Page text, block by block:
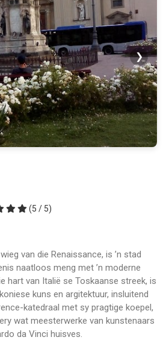
❯
(5 / 5)
van die Renaissance, is ’n stad
naatloos meng met ’n moderne
hart van Italië se Toskaanse streek, is
kuns en argitektuur, insluitend
katedraal met sy pragtige koepel,
wat meesterwerke van kunstenaars
da Vinci huisves.